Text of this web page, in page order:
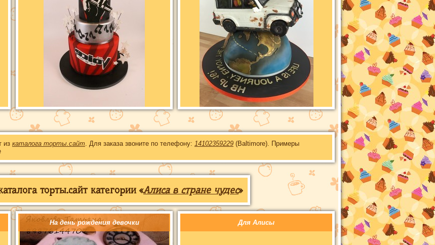
из каталога торты.сайт. Для заказа звоните по телефону: 14102359229 (Baltimore). Примеры
торты.сайт категории «Алиса в стране чудес»
На день рождения девочки Для Алисы